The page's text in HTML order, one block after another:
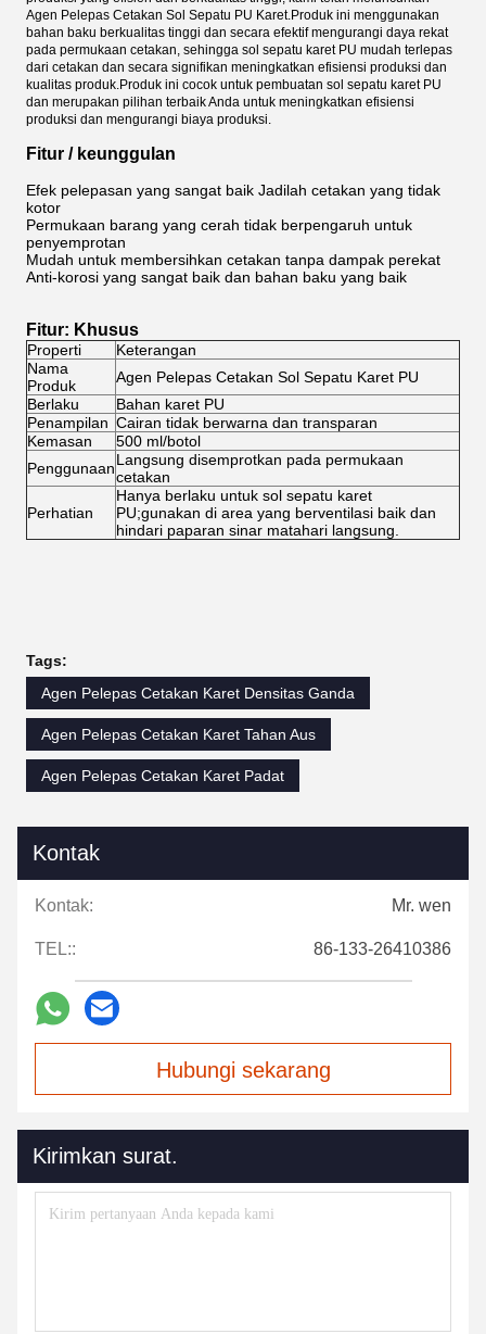
Agen Pelepas Cetakan Sol Sepatu PU Karet.Produk ini menggunakan
bahan baku berkualitas tinggi dan secara efektif mengurangi daya rekat
pada permukaan cetakan, sehingga sol sepatu karet PU mudah terlepas
dari cetakan dan secara signifikan meningkatkan efisiensi produksi dan
kualitas produk.Produk ini cocok untuk pembuatan sol sepatu karet PU
dan merupakan pilihan terbaik Anda untuk meningkatkan efisiensi
produksi dan mengurangi biaya produksi.
Fitur / keunggulan
Efek pelepasan yang sangat baik Jadilah cetakan yang tidak
kotor
Permukaan barang yang cerah tidak berpengaruh untuk
penyemprotan
Mudah untuk membersihkan cetakan tanpa dampak perekat
Anti-korosi yang sangat baik dan bahan baku yang baik
Fitur: Khusus
Properti
Keterangan
Nama
Produk
Agen Pelepas Cetakan Sol Sepatu Karet PU
Berlaku
Bahan karet PU
Penampilan Cairan tidak berwarna dan transparan
Kemasan
500 ml/botol
PenggunaanLangsung disemprotkan pada permukaan
cetakan
Perhatian
Hanya berlaku untuk sol sepatu karet
PU;gunakan di area yang berventilasi baik dan
hindari paparan sinar matahari langsung.
Tags:
Agen Pelepas Cetakan Karet Densitas Ganda
Agen Pelepas Cetakan Karet Tahan Aus
Agen Pelepas Cetakan Karet Padat
Kontak
Kontak: Mr. wen
TEL:: 86-133-26410386
Hubungi sekarang
Kirimkan surat.